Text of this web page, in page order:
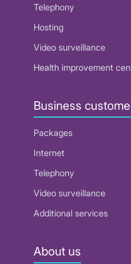
Telephony
Hosting
Video surveillance
Health improvement
Business
Packages
Internet
Telephony
Video surveillance
Additional services
About us